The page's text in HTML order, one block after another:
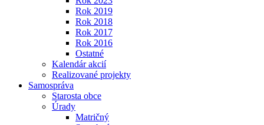
Rok 2019
Rok 2018
Rok 2017
Rok 2016
Ostatné
Kalendár akcií
Realizované projekty
Samospráva
Starosta obce
Úrady
Matričný